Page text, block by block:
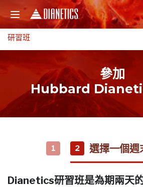
研習班
參加
Hubbard
1 2 選擇一個週
Dianetics研習班是為期兩天